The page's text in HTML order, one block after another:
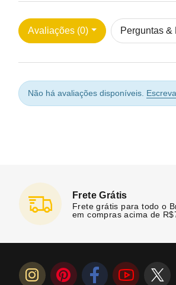
Avaliações (0) Perguntas &
Não há avaliações disponíveis.
Frete Grátis
Frete grátis para todo o
em compras acima de